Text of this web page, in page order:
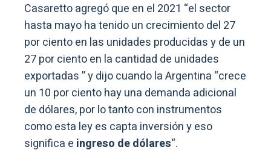
Casaretto agregó que en el 2021 “el sector
hasta mayo ha tenido un crecimiento del 27
por ciento en las unidades producidas y de un
27 por ciento en la cantidad de unidades
exportadas ” y dijo cuando la Argentina “crece
un 10 por ciento hay una demanda adicional
de dólares, por lo tanto con instrumentos
como esta ley es capta inversión y eso
significa e ingreso de dólares“.